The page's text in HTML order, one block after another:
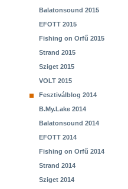
Balatonsound 2015
EFOTT 2015
Fishing on Orfű 2015
Strand 2015
Sziget 2015
VOLT 2015
Fesztiválblog 2014
B.My.Lake 2014
Balatonsound 2014
EFOTT 2014
Fishing on Orfű 2014
Strand 2014
Sziget 2014